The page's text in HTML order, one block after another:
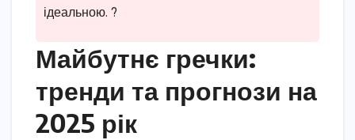
ідеальною. ?
Майбутнє гречки:
тренди та прогнози на
2025 рік